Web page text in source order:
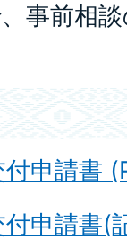
事前相
申請書
申請書(